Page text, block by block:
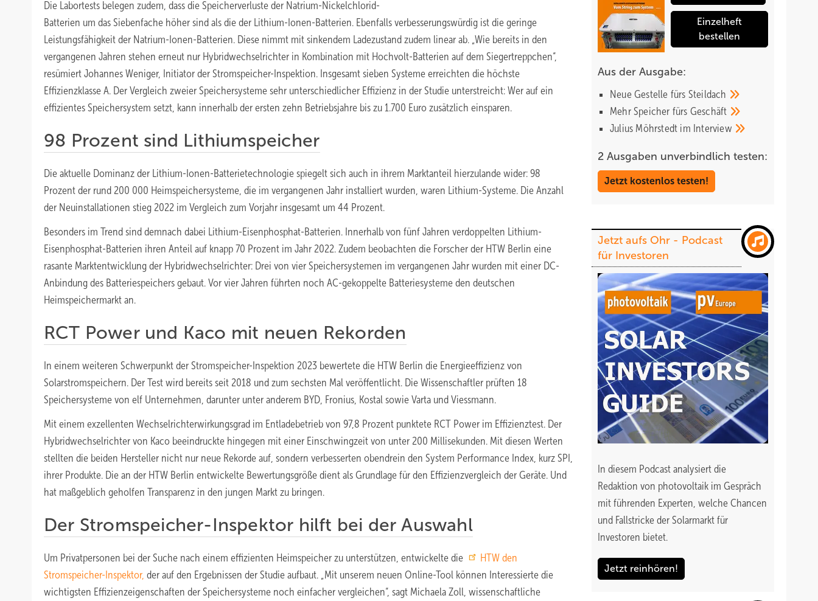
Die Labortests belegen zudem, dass die Speicherverluste der Natrium-Nickelchlorid-
Batterien um das Siebenfache höher sind als die der Lithium-Ionen-Batterien. Ebenfalls verbesserungswürdig ist die geringe
Leistungsfähigkeit der Natrium-Ionen-Batterien. Diese nimmt mit sinkendem Ladezustand zudem linear ab. „Wie bereits in den
vergangenen Jahren stehen erneut nur Hybridwechselrichter in Kombination mit Hochvolt-Batterien auf dem Siegertreppchen“,
resümiert Johannes Weniger, Initiator der Stromspeicher-Inspektion. Insgesamt sieben Systeme erreichten die höchste
Effizienzklasse A. Der Vergleich zweier Speichersysteme sehr unterschiedlicher Effizienz in der Studie unterstreicht: Wer auf ein
effizientes Speichersystem setzt, kann innerhalb der ersten zehn Betriebsjahre bis zu 1.700 Euro zusätzlich einsparen.
98 Prozent sind Lithiumspeicher
Die aktuelle Dominanz der Lithium-Ionen-Batterietechnologie spiegelt sich auch in ihrem Marktanteil hierzulande wider: 98
Prozent der rund 200 000 Heimspeichersysteme, die im vergangenen Jahr installiert wurden, waren Lithium-Systeme. Die Anzahl
der Neuinstallationen stieg 2022 im Vergleich zum Vorjahr insgesamt um 44 Prozent.
Besonders im Trend sind demnach dabei Lithium-Eisenphosphat-Batterien. Innerhalb von fünf Jahren verdoppelten Lithium-
Eisenphosphat-Batterien ihren Anteil auf knapp 70 Prozent im Jahr 2022. Zudem beobachten die Forscher der HTW Berlin eine
rasante Marktentwicklung der Hybridwechselrichter: Drei von vier Speichersystemen im vergangenen Jahr wurden mit einer DC-
Anbindung des Batteriespeichers gebaut. Vor vier Jahren führten noch AC-gekoppelte Batteriesysteme den deutschen
Heimspeichermarkt an.
RCT Power und Kaco mit neuen Rekorden
In einem weiteren Schwerpunkt der Stromspeicher-Inspektion 2023 bewertete die HTW Berlin die Energieeffizienz von
Solarstromspeichern. Der Test wird bereits seit 2018 und zum sechsten Mal veröffentlicht. Die Wissenschaftler prüften 18
Speichersysteme von elf Unternehmen, darunter unter anderem BYD, Fronius, Kostal sowie Varta und Viessmann.
Mit einem exzellenten Wechselrichterwirkungsgrad im Entladebetrieb von 97,8 Prozent punktete RCT Power im Effizienztest. Der
Hybridwechselrichter von Kaco beeindruckte hingegen mit einer Einschwingzeit von unter 200 Millisekunden. Mit diesen Werten
stellten die beiden Hersteller nicht nur neue Rekorde auf, sondern verbesserten obendrein den System Performance Index, kurz SPI,
ihrer Produkte. Die an der HTW Berlin entwickelte Bewertungsgröße dient als Grundlage für den Effizienzvergleich der Geräte. Und
hat maßgeblich geholfen Transparenz in den jungen Markt zu bringen.
Der Stromspeicher-Inspektor hilft bei der Auswahl
Um Privatpersonen bei der Suche nach einem effizienten Heimspeicher zu unterstützen, entwickelte die
HTW den
Stromspeicher-Inspektor, der auf den Ergebnissen der Studie aufbaut. „Mit unserem neuen Online-Tool können Interessierte die
wichtigsten Effizienzeigenschaften der Speichersysteme noch einfacher vergleichen“, sagt Michaela Zoll, wissenschaftliche
Einzelheft
bestellen
Aus der Ausgabe:
Neue Gestelle fürs Steildach
Mehr Speicher fürs Geschäft
Julius Möhrstedt im Interview
2 Ausgaben unverbindlich testen:
Jetzt kostenlos testen!
Jetzt aufs Ohr - Podcast
für Investoren
In diesem Podcast analysiert die
Redaktion von photovoltaik im Gespräch
mit führenden Experten, welche Chancen
und Fallstricke der Solarmarkt für
Investoren bietet.
Jetzt reinhören!